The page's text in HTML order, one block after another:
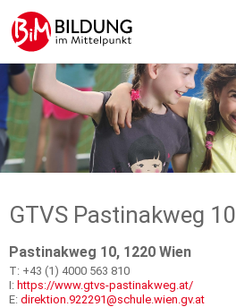
Barrierefreie
Bedienung
der
Webseite
GTVS Pastinakweg 10
Pastinakweg 10, 1220 Wien
T: +43 (1) 4000 563 810
I: https://www.gtvs-pastinakweg.at/
E: direktion.922291@schule.wien.gv.at